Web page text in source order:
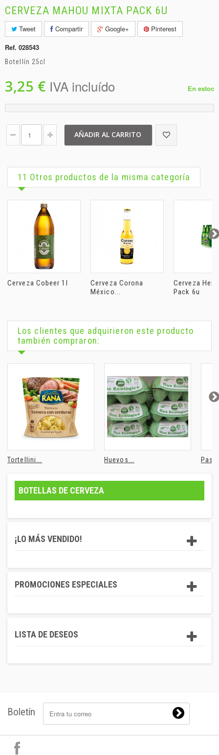
CERVEZA MAHOU MIXTA PACK 6U
Tweet Compartir Google+
Pinterest
Ref. 028543
Botellín 25cl
3,25 € IVA incluído En estoc
AÑADIR AL CARRITO
11 Otros productos de la misma categoría
Cerveza Cobeer 1l
Cerveza Corona
México...
Cerveza
Pack 6u
Los clientes que adquirieron este producto
también compraron:
Tortellini... Huevos...
BOTELLAS DE CERVEZA
¡LO MÁS VENDIDO!
PROMOCIONES ESPECIALES
LISTA DE DESEOS
Boletín